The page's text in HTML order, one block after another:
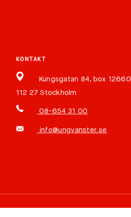
KONTAKT
Kungsgatan 84, box 12660
112 27 Stockholm
08-654 31 00
info@ungvanster.se